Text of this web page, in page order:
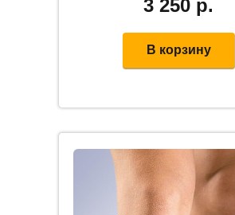
3 250 р.
В корзину